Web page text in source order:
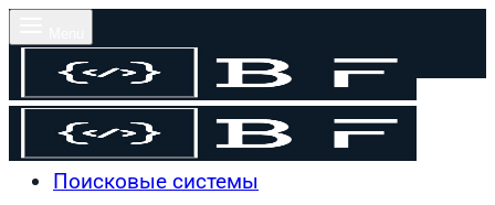
ПоискПоисковые системы